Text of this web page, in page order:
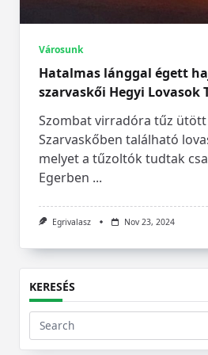
Városunk
Hatalmas lánggal égett
szarvaskői Hegyi Lovasok
Szombat virradóra tűz ütött
Szarvaskőben található
melyet a tűzoltók tudtak
Egerben ...
Egrivalasz Nov 23, 2024
KERESÉS
Search
for: